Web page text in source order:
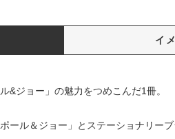
イ
&ジョー」の魅力をつめこんだ1冊。
ール＆ジョー」とステーショナリー